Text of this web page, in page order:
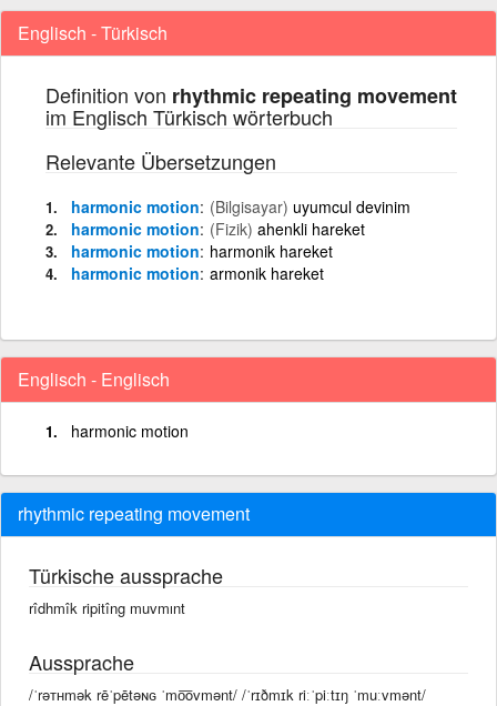
Englisch - Türkisch
Definition von rhythmic repeating movement
im Englisch Türkisch wörterbuch
Relevante Übersetzungen
harmonic motion (Bilgisayar) uyumcul devinim
harmonic motion (Fizik) ahenkli hareket
harmonic motion harmonik hareket
harmonic motion armonik hareket
Englisch - Englisch
harmonic motion
rhythmic repeating movement
Türkische aussprache
rîdhmîk ripitîng muvmınt
Aussprache
/ˈrəᴛʜmək rēˈpētəɴɢ ˈmo͞ovmənt/ /ˈrɪðmɪk riːˈpiːtɪŋ ˈmuːvmənt/